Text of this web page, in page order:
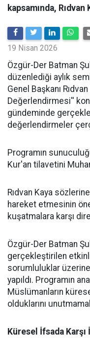
kapsamında,
19 Nisan 2026
​Özgür-Der Batman
düzenlediği aylık
Genel Başkanı
Değerlendirmesi''
gündeminde
değerlendirmeler
Programın
Kur'an tilavetini
Rıdvan Kaya
hareket etmesinin
kuşatmalara karşı
Özgür-Der Batman
gerçekleştirilen
sorumluluklar
yapıldı. Programın
Müslümanların
olduklarını
Küresel İfsada